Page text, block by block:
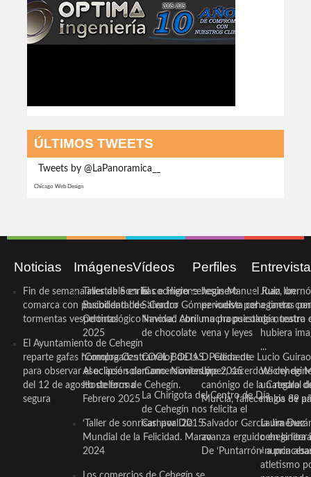
ÚLTIMOS TWEETS
Tweets by @LaPanoramica__
Chicago Web Design
Noticias
Fin de semana inestable en la
comarca con posibilidad de
tormentas vespertinas
El Ayuntamiento de Cehegín
reparte gafas homologadas
para observar el eclipse solar
del 12 de agosto de forma
segura
Imágenes
Taller de Sonrisas e Higiene
Bucodental de ‘Centro
Odontológico Innova’. Abril
2025
‘Compra Contrarreloj’ de la
Asociación de Comerciantes y
Hosteleros de Cehegín.
Febrero 2025
‘Taller de sonrisas’ por Día
Mundial de la Felicidad. Marzo
2024
Vídeos
El cocinero ceheginero
Salvador Gómez vuelve por
Navidad con una propuesta
de chocolate
COOL BODAS. Pedida de
mano. Noviembre 2015
La Chirigota del Centro de Día
de Cehegín nos felicita el
Carnaval 2015
Perfiles
Jesús Manuel Ruiz, un
periodista ceheginero con
mucha psicología, teatro
vena y leyes
D. Clemente Lucio Guirao
López, sacerdote
canónigo de la Catedral
Murcia, fallece a los 89
Salvador García Jiménez
avanza erguido en la
De ‘Puntarrón’ a
Juan
a tantas
de nuestra
hubiera
...
Wichy de
un regalo
magia de
Laura
ceheginera
«nunca
atletismo